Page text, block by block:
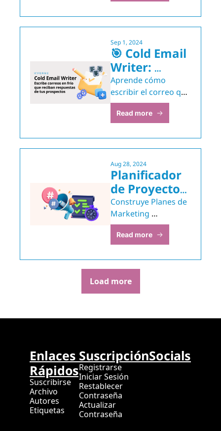
Sep 1, 2024
🎯 Cold Email
Writer:
Escribe
correos en
frío que
reciban
respuestas
de tus
prospectos
Aprende cómo
escribir el correo que
abrirá esa puerta con
ChatGPT
Read more
Aug 28, 2024
Planificador
de Proyectos
de Marketing
Construye Planes de
Marketing
Detallados y
Eficientes en
Read more
Load more
Enlaces
Rápidos
Suscribirse
Archivo
Autores
Etiquetas
Suscripción
Registrarse
Iniciar Sesión
Restablecer
Contraseña
Actualizar
Contraseña
Socials